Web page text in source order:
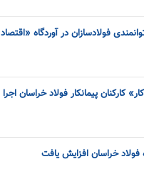
فولادسازان در آوردگاه «اقتصاد
پیمانکار فولاد خراسان اجرا
خراسان افزایش یافت